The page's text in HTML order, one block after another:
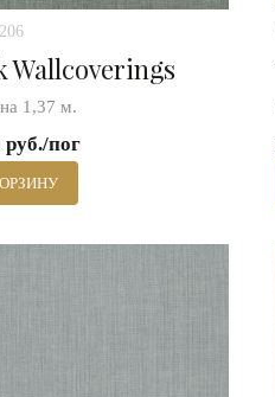
Wallcoverings
1,37 м.
руб./пог